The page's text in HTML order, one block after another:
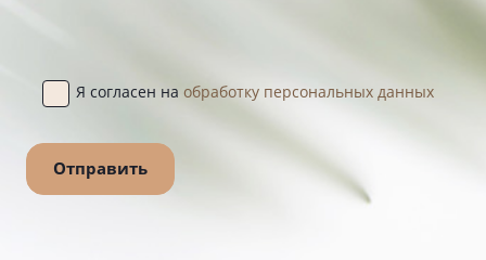
Я согласен на обработку персональных данных